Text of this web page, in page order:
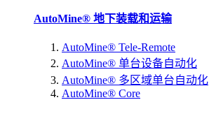
AutoMine® 地下装载和运输
AutoMine® Tele-Remote
AutoMine® 单台设备自动化
AutoMine® 多区域单台自动化
AutoMine® Core